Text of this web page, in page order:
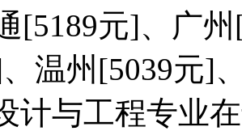
[5189元]、广
温州[5039元]
计与工程专业